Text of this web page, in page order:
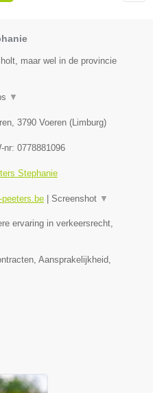
maar wel in de provincie
▼
3790 Voeren ( Limburg)
nr: 0778881096
Stephanie
Screenshot ▼
ervaring in verkeersrecht,
Aansprakelijkheid,